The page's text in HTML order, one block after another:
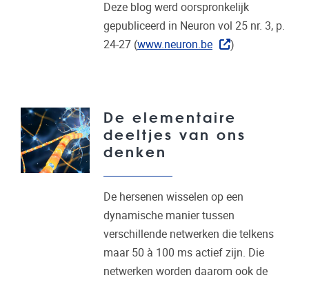
Deze blog werd oorspronkelijk
gepubliceerd in Neuron vol 25 nr. 3, p.
24-27 (www.neuron.be )
De elementaire
deeltjes van ons
denken
De hersenen wisselen op een
dynamische manier tussen
verschillende netwerken die telkens
maar 50 à 100 ms actief zijn. Die
netwerken worden daarom ook de